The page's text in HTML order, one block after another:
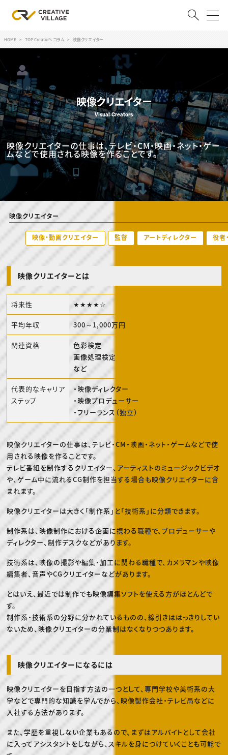
RECRUIT
クリエイター求人を探す
CREATIVE JOB求人検索
特集求人
採用説明会
転職支援サービス
CONTENTS
スキルアップしたい！
スキルアップしたい！ トップ
デザイン
プログラミング
動画配信・映像制作
編集・ライティング
マーケティング
業界解説・キャリア事情
お役立ち基礎知識
TOP Creator’s コラム
TOP Creator’s コラム トップ
Webクリエイター
アプリクリエイター
ゲームクリエイター
映像クリエイター
マーケッター
クリエイターインタビュー
C＆R Magazine
セミナー
ニュース・トレンド
ニュース・トレンド トップ
Web
映像
ゲーム・エンタメ
広告
出版
CREATIVE VILLAGEからのお知らせ
プロフェッショナル×つながる×メディア
HOME TOP Creator's コラム 映像クリエイター
映像クリエイター
Visual-Creators
映像クリエイターの仕事は、テレビ・CM・映画・ネット・ゲー
ムなどで使用される映像を作ることです。
映像クリエイター
映像・動画クリエイター 監督 アートディレクター 役者
映像クリエイターとは
将来性 ★★★★☆
平均年収 300～1,000万円
関連資格
色彩検定
画像処理検定
など
代表的なキャリア
ステップ
・映像ディレクター
・映像プロデューサー
・フリーランス（独立）
映像クリエイターの仕事は、テレビ・CM・映画・ネット・ゲームなどで使
用される映像を作ることです。
テレビ番組を制作するクリエイター、アーティストのミュージックビデオ
や、ゲーム中に流れるCG制作を担当する場合も映像クリエイターに含
まれます。
映像クリエイターは大きく「制作系」と「技術系」に分類できます。
制作系は、映像制作における企画に携わる職種で、プロデューサーや
ディレクター、制作デスクなどがあります。
技術系は、映像の撮影や編集・加工に関わる職種で、カメラマンや映像
編集者、音声やCGクリエイターなどがあります。
とはいえ、最近では制作でも映像編集ソフトを使える方がほとんどで
す。
制作系・技術系の分野に分かれているものの、線引きははっきりしてい
ないため、映像クリエイターの分業制はなくなりつつあります。
映像クリエイターになるには
映像クリエイターを目指す方法の一つとして、専門学校や美術系の大
学などで専門的な知識を学んでから、映像製作会社・テレビ局などに
入社する方法があります。
また、学歴を重視しない企業もあるので、まずはアルバイトとして会社
に入ってアシスタントをしながら、スキルを身につけていくことも可能で